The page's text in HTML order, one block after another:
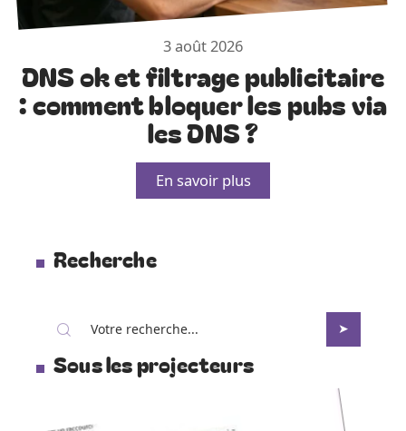
3 août 2026
DNS ok et filtrage publicitaire
: comment bloquer les pubs via
les DNS ?
En savoir plus
Recherche
Sous les projecteurs